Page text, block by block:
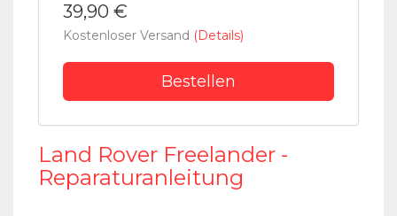
39,90 €
Kostenloser Versand (Details)
Bestellen
Land Rover Freelander -
Reparaturanleitung